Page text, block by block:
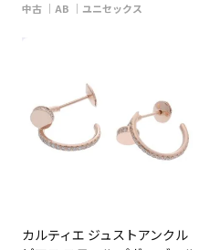
中古 AB ユニセックス
カルティエ ジュストアンクル